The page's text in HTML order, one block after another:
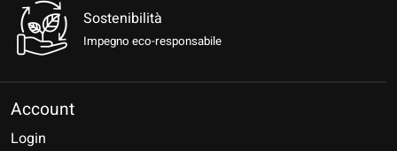
Sostenibilità
Impegno eco-responsabile
Account
Login